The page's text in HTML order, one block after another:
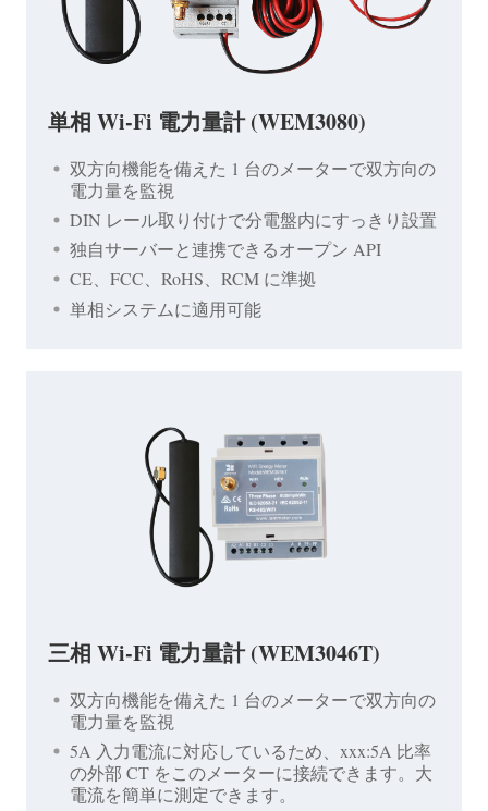
単相 Wi-Fi 電力量計 (WEM3080)
双方向機能を備えた 1 台のメーターで双方向の
電力量を監視
DIN レール取り付けで分電盤内にすっきり設置
独自サーバーと連携できるオープン API
CE、FCC、RoHS、RCM に準拠
単相システムに適用可能
三相 Wi-Fi 電力量計 (WEM3046T)
双方向機能を備えた 1 台のメーターで双方向の
電力量を監視
5A 入力電流に対応しているため、xxx:5A 比率
の外部 CT をこのメーターに接続できます。大
電流を簡単に測定できます。